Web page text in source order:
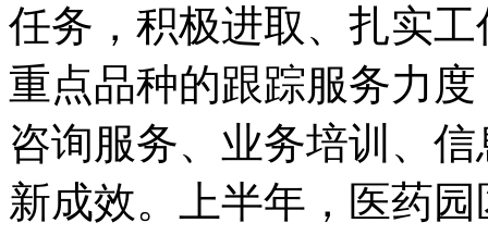
任务，积极进取、扎实
重点品种的跟踪服务力
咨询服务、业务培训、
新成效。上半年，医药